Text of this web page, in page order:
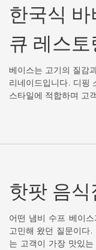
한국식
큐 레스
베이스는 고기의 질감
리네이드입니다. 디핑
스타일에 적합하며 고
핫팟 음식
어떤 냄비 수프 베이
고민해 왔던 질문이다
는 고객이 가장 맛있